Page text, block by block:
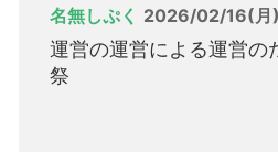
名無しぷく 2026/02/16(
運営の運営による運営の
祭